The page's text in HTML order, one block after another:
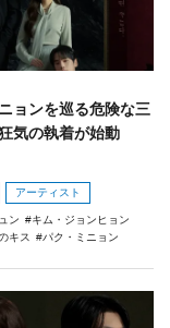
ョンを巡る危険な三
気の執着が始動
アーティスト
ン
キム・ジョンヒョン
キス
パク・ミニョン